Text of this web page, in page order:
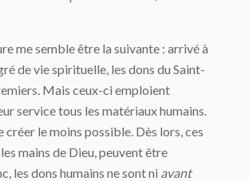
me semble être la suivante : arrivé à
de vie spirituelle, les dons du Saint-
Mais ceux-ci emploient
service tous les matériaux humains.
créer le moins possible. Dès lors, ces
mains de Dieu, peuvent être
les dons humains ne sont ni avant